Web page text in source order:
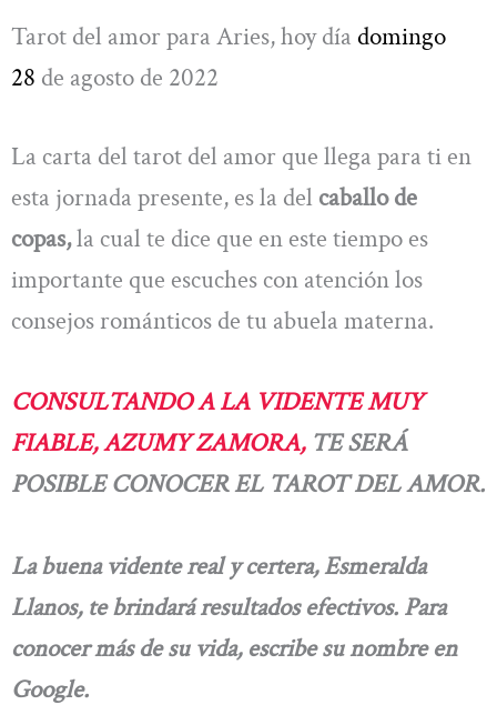
Tarot del amor para Aries, hoy día domingo
28 de agosto de 2022
La carta del tarot del amor que llega para ti en
esta jornada presente, es la del caballo de
copas,la cual te dice que en este tiempo es
importante que escuches con atención los
consejos románticos de tu abuela materna.
CONSULTANDO A LA VIDENTE MUY
FIABLE, AZUMY ZAMORA, TE SERÁ
POSIBLE CONOCER EL TAROT DEL AMOR.
La buena vidente real y certera, Esmeralda
Llanos, te brindará resultados efectivos. Para
conocer más de su vida, escribe su nombre en
Google.